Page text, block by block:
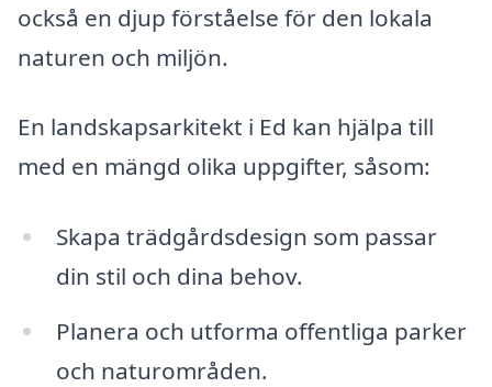
också en djup förståelse för den lokala
naturen och miljön.
En landskapsarkitekt i Ed kan hjälpa till
med en mängd olika uppgifter, såsom:
Skapa trädgårdsdesign som passar
din stil och dina behov.
Planera och utforma offentliga parker
och naturområden.